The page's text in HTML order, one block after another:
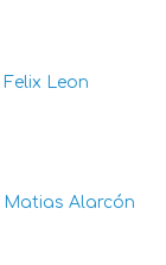
Felix Leon
Matias Alarcón